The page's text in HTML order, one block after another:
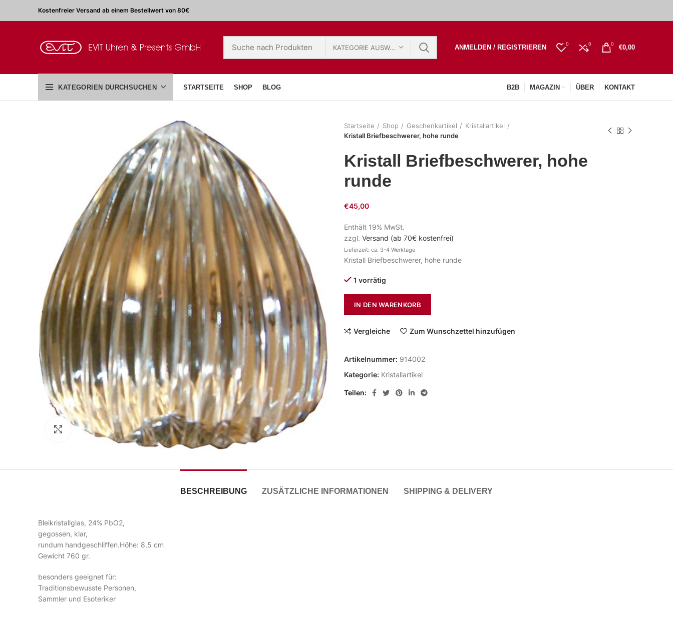
Kostenfreier Versand ab einem Bestellwert von 80€
KATEGORIE AUSWÄHLEN ANMELDEN / REGISTRIEREN 0 0 0 €0,00
KATEGORIEN DURCHSUCHEN STARTSEITE SHOP BLOG B2B MAGAZIN ÜBER KONTAKT
Zum Vergrößern klicken
Startseite Shop Geschenkartikel
Kristallartikel
Kristall Briefbeschwerer, hohe runde
Kristall Briefbeschwerer, hohe
runde
€45,00
Enthält 19% MwSt.
zzgl. Versand (ab 70€ kostenfrei)
Lieferzeit: ca. 3-4 Werktage
Kristall Briefbeschwerer, hohe runde
1 vorrätig
IN DEN WARENKORB
Vergleiche Zum Wunschzettel hinzufügen
Artikelnummer: 914002
Kategorie: Kristallartikel
Teilen
BESCHREIBUNG ZUSÄTZLICHE INFORMATIONEN SHIPPING & DELIVERY
Bleikristallglas, 24% PbO2,
gegossen, klar,
rundum handgeschliffen.Höhe: 8,5 cm
Gewicht 760 gr.
besonders geeignet für:
Traditionsbewusste Personen,
Sammler und Esoteriker